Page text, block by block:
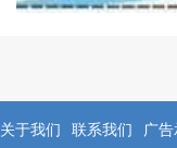
关于我们 联系我们 广